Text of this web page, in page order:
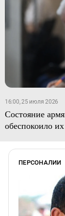
16:00, 25 июля 2026
Состояние
обеспокоило
ПЕРСОНАЛИИ